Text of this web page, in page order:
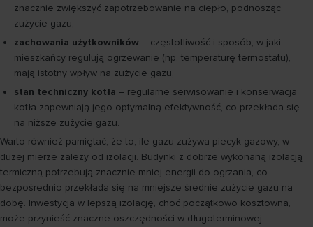
znacznie zwiększyć zapotrzebowanie na ciepło, podnosząc
zużycie gazu,
zachowania użytkowników – częstotliwość i sposób, w jaki
mieszkańcy regulują ogrzewanie (np. temperaturę termostatu),
mają istotny wpływ na zużycie gazu,
stan techniczny kotła – regularne serwisowanie i konserwacja
kotła zapewniają jego optymalną efektywność, co przekłada się
na niższe zużycie gazu.
Warto również pamiętać, że to, ile gazu zużywa piecyk gazowy, w
dużej mierze zależy od izolacji. Budynki z dobrze wykonaną izolacją
termiczną potrzebują znacznie mniej energii do ogrzania, co
bezpośrednio przekłada się na mniejsze średnie zużycie gazu na
dobę. Inwestycja w lepszą izolację, choć początkowo kosztowna,
może przynieść znaczne oszczędności w długoterminowej